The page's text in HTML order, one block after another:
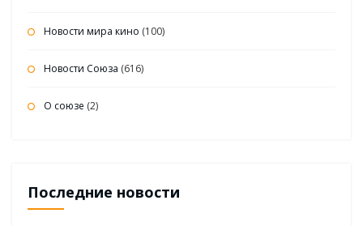
Новости мира кино (100)
Новости Союза (616)
О союзе (2)
Последние новости